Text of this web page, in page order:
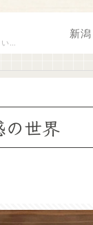
。
新潟
の世界